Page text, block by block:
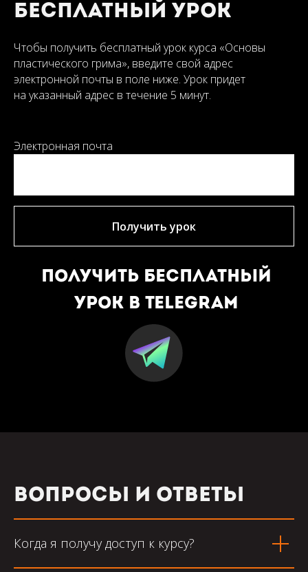
Бесплатный урок
Чтобы получить бесплатный урок курса «Основы
пластического грима», введите свой адрес
электронной почты в поле ниже. Урок придет
на указанный адрес в течение 5 минут.
Электронная почта
Получить урок
Вопросы и ответы
Когда я получу доступ к курсу?